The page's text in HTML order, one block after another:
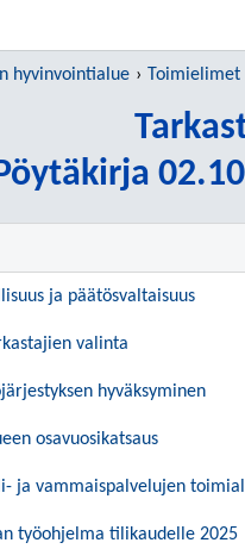
hyvinvointialue Toimielimet
ja päätösvaltaisuus
valinta
hyväksyminen
osavuosikatsaus
ja vammaispalvelujen
työohjelma tilikaudelle 2025